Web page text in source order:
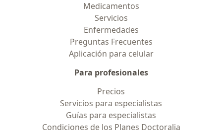
Medicamentos
Servicios
Enfermedades
Preguntas Frecuentes
Aplicación para celular
Para profesionales
Precios
Servicios para especialistas
Guías para especialistas
Condiciones de los Planes Doctoralia